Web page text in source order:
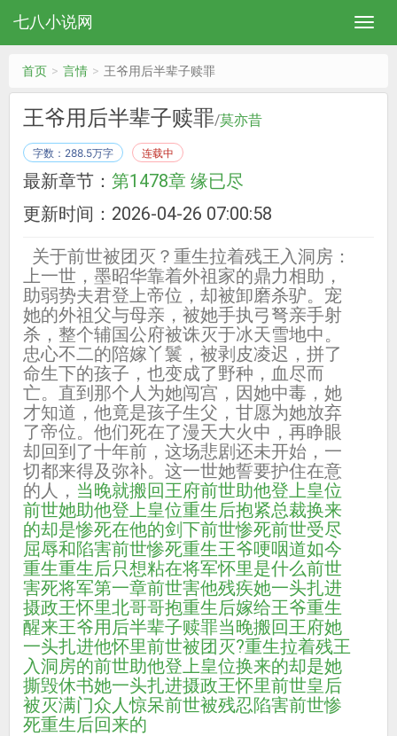
七八小说网
首页 言情 王爷用后半辈子赎罪
王爷用后半辈子赎罪/莫亦昔
字数：288.5万字 连载中
最新章节： 第1478章 缘已尽
更新时间：2026-04-26 07:00:58
关于前世被团灭？重生拉着残王入洞房：
上一世，墨昭华靠着外祖家的鼎力相助，
助弱势夫君登上帝位，却被卸磨杀驴。宠
她的外祖父与母亲，被她手执弓弩亲手射
杀，整个辅国公府被诛灭于冰天雪地中。
忠心不二的陪嫁丫鬟，被剥皮凌迟，拼了
命生下的孩子，也变成了野种，血尽而
亡。直到那个人为她闯宫，因她中毒，她
才知道，他竟是孩子生父，甘愿为她放弃
了帝位。他们死在了漫天大火中，再睁眼
却回到了十年前，这场悲剧还未开始，一
切都来得及弥补。这一世她誓要护住在意
的人， 当晚就搬回王府前世助他登上皇位
前世她助他登上皇位重生后抱紧总裁换来
的却是惨死在他的剑下前世惨死前世受尽
屈辱和陷害前世惨死重生王爷哽咽道如今
重生重生后只想粘在将军怀里是什么前世
害死将军第一章前世害他残疾她一头扎进
摄政王怀里北哥哥抱重生后嫁给王爷重生
醒来王爷用后半辈子赎罪当晚搬回王府她
一头扎进他怀里前世被团灭?重生拉着残王
入洞房的前世助他登上皇位换来的却是她
撕毁休书她一头扎进摄政王怀里前世皇后
被灭满门众人惊呆前世被残忍陷害前世惨
死重生后回来的